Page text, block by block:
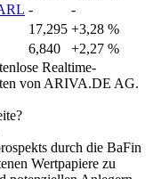
-
-
17,295 +3,28 %
6,840
+2,27 %
Realtime-
von ARIVA.DE AG.
durch die BaFin
Wertpapiere zu